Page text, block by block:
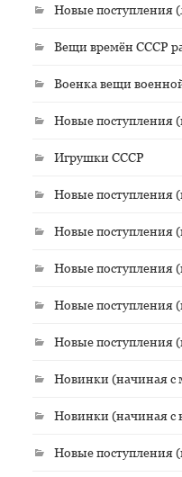
Новые поступления
Вещи времён СССР
Военка вещи
Новые поступления
Игрушки СССР
Новые поступления
Новые поступления
Новые поступления
Новые поступления
Новые поступления
Новинки (начиная с
Новинки (начиная с
Новые поступления